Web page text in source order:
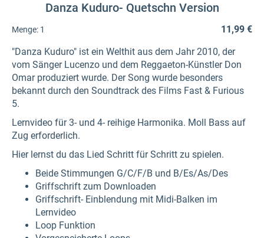
Danza Kuduro- Quetschn Version
Menge: 1
11,99 €
"Danza Kuduro" ist ein Welthit aus dem Jahr 2010, der
vom Sänger Lucenzo und dem Reggaeton-Künstler Don
Omar produziert wurde. Der Song wurde besonders
bekannt durch den Soundtrack des Films Fast & Furious
5.
Lernvideo für 3- und 4- reihige Harmonika. Moll Bass auf
Zug erforderlich.
Hier lernst du das Lied Schritt für Schritt zu spielen.
Beide Stimmungen G/C/F/B und B/Es/As/Des
Griffschrift zum Downloaden
Griffschrift- Einblendung mit Midi-Balken im
Lernvideo
Loop Funktion